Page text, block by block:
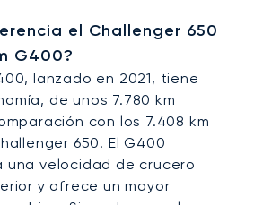
el Challenger 650
G400?
lanzado en 2021, tiene
de unos 7.780 km
con los 7.408 km
650. El G400
una velocidad de crucero
y ofrece un mayor